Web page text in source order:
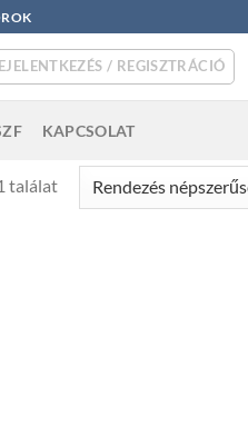
/ REGISZTRÁCIÓ
KAPCSOLAT
találat